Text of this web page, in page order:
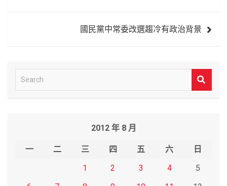
國民黨中常委改選趨冷有政治背景
e
2012 年 8 月
一 二 三 四 五 六
日
1
2 3 4
5